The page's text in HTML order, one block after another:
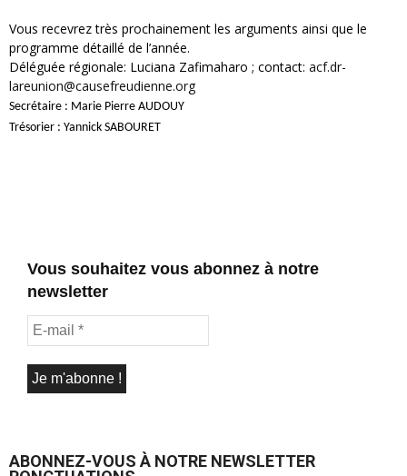
Vous recevrez très prochainement les arguments ainsi que le
programme détaillé de l’année.
Déléguée régionale: Luciana Zafimaharo ; contact: acf.dr-
lareunion@causefreudienne.org
Secrétaire : Marie Pierre AUDOUY
Trésorier : Yannick SABOURET
Vous souhaitez vous abonnez à notre
newsletter
ABONNEZ-VOUS À NOTRE NEWSLETTER